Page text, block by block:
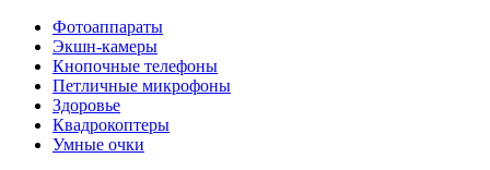
Фотоаппараты
Экшн-камеры
Кнопочные телефоны
Петличные микрофоны
Здоровье
Квадрокоптеры
Умные очки